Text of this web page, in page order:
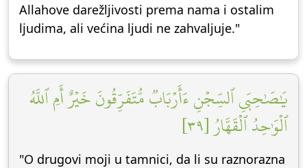
Allahove darežljivosti prema nama i ostalim
ljudima, ali većina ljudi ne zahvaljuje."
يَٰصَٰحِبَيِ ٱلسِّجۡنِ ءَأَرۡبَابٞ مُّتَفَرِّقُونَ خَيۡرٌ أَمِ ٱللَّهُ
ٱلۡوَٰحِدُ ٱلۡقَهَّارُ [٣٩]
"O drugovi moji u tamnici, da li su raznorazna